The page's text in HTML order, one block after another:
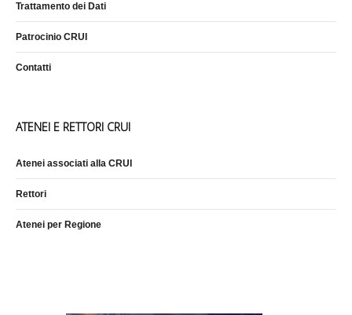
Trattamento dei Dati
Patrocinio CRUI
Contatti
ATENEI E RETTORI CRUI
Atenei associati alla CRUI
Rettori
Atenei per Regione